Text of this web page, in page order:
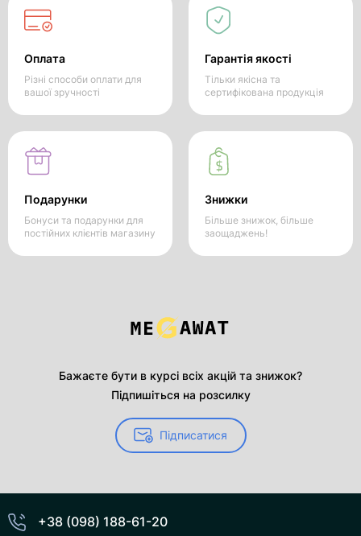
Оплата
Різні способи оплати для
вашої зручності
Гарантія якості
Тільки якісна та
сертифікована продукція
Подарунки
Бонуси та подарунки для
постійних клієнтів магазину
Знижки
Більше знижок, більше
заощаджень!
Бажаєте бути в курсі всіх акцій та знижок?
Підпишіться на розсилку
Підписатися
+38 (098) 188-61-20